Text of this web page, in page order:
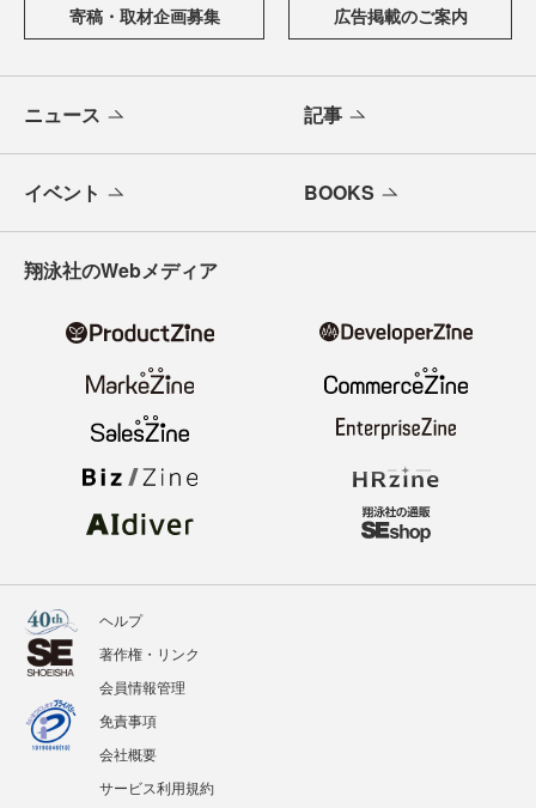
寄稿・取材企画募集 広告掲載のご案内
ニュース 記事
イベント BOOKS
翔泳社のWebメディア
ヘルプ
著作権・リンク
会員情報管理
免責事項
会社概要
サービス利用規約